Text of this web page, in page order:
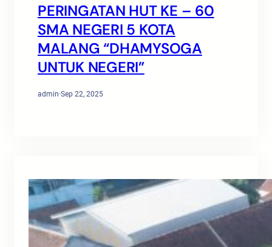
PERINGATAN HUT KE – 60
SMA NEGERI 5 KOTA
MALANG “DHAMYSOGA
UNTUK NEGERI”
admin·Sep 22, 2025